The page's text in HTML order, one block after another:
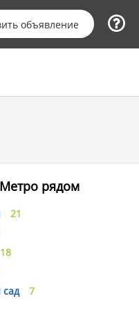
объявление
Метро рядом
21
18
сад
7